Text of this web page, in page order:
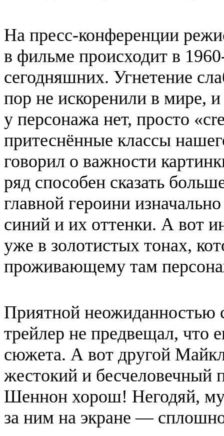
На пресс-конференции
в фильме происходит в
сегодняшних. Угнетение
пор не искоренили в мире,
у персонажа нет, просто
притеснённые классы
говорил о важности
ряд способен сказать
главной героини
синий и их оттенки. А вот
уже в золотистых тонах,
проживающему там
Приятной неожиданностью
трейлер не предвещал, что
сюжета. А вот другой
жестокий и бесчеловечный
Шеннон хорош! Негодяй,
за ним на экране —